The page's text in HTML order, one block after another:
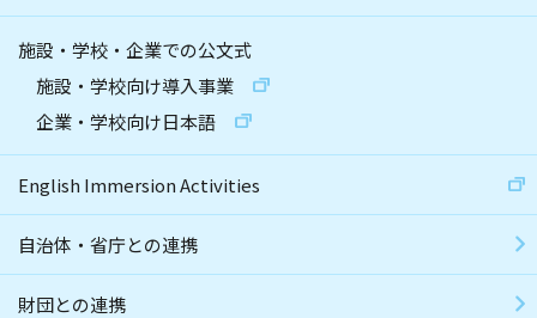
施設・学校・企業での公文式
施設・学校向け導入事業
企業・学校向け日本語
English Immersion Activities
自治体・省庁との連携
財団との連携